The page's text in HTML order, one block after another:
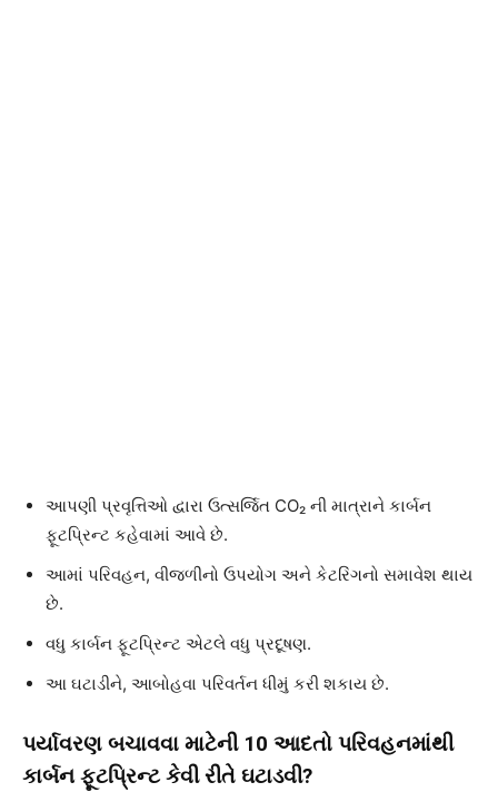
આપણી પ્રવૃત્તિઓ દ્વારા ઉત્સર્જિત CO₂ ની માત્રાને કાર્બન
ફૂટપ્રિન્ટ કહેવામાં આવે છે.
આમાં પરિવહન, વીજળીનો ઉપયોગ અને કેટરિંગનો સમાવેશ થાય
છે.
વધુ કાર્બન ફૂટપ્રિન્ટ એટલે વધુ પ્રદૂષણ.
આ ઘટાડીને, આબોહવા પરિવર્તન ધીમું કરી શકાય છે.
પર્યાવરણ બચાવવા માટેની 10 આદતો પરિવહનમાંથી
કાર્બન ફૂટપ્રિન્ટ કેવી રીતે ઘટાડવી?